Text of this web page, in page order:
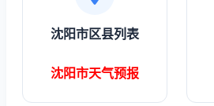
沈阳市区县列表
沈阳市天气预报